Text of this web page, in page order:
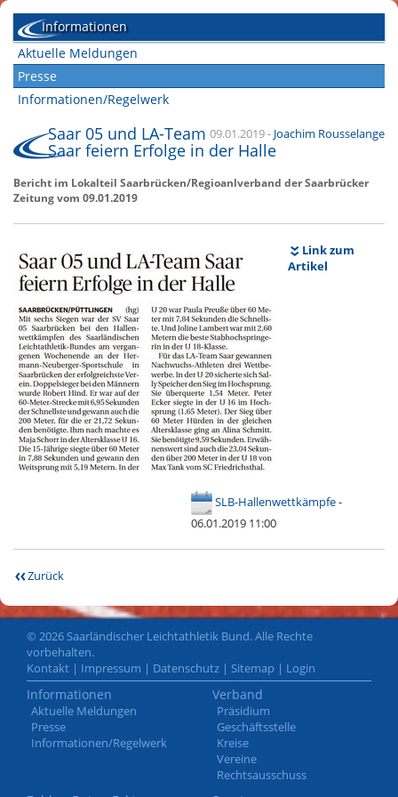
Informationen
Aktuelle Meldungen
Presse
Informationen/Regelwerk
09.01.2019- Joachim Rousselange
Saar 05 und LA-Team
Saar feiern Erfolge in der Halle
Bericht im Lokalteil Saarbrücken/Regioanlverband der Saarbrücker
Zeitung vom 09.01.2019
Link zum
Artikel
SLB-Hallenwettkämpfe-
06.01.2019 11:00
Zurück
© 2026 Saarländischer Leichtathletik Bund. Alle Rechte
vorbehalten.
Kontakt | Impressum | Datenschutz | Sitemap | Login
Informationen
Aktuelle Meldungen
Presse
Informationen/Regelwerk
Verband
Präsidium
Geschäftsstelle
Kreise
Vereine
Rechtsausschuss